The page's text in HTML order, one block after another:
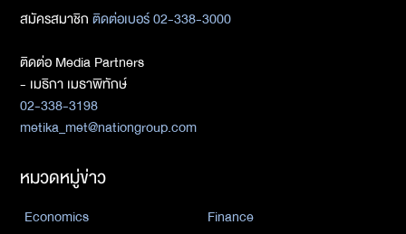
สมัครสมาชิกติดต่อเบอร์ 02-338-3000
ติดต่อ Media Partners
- เมธิกา เมธาพิทักษ์
02-338-3198
metika_met@nationgroup.com
หมวดหมู่ข่าว
Economics
Finance